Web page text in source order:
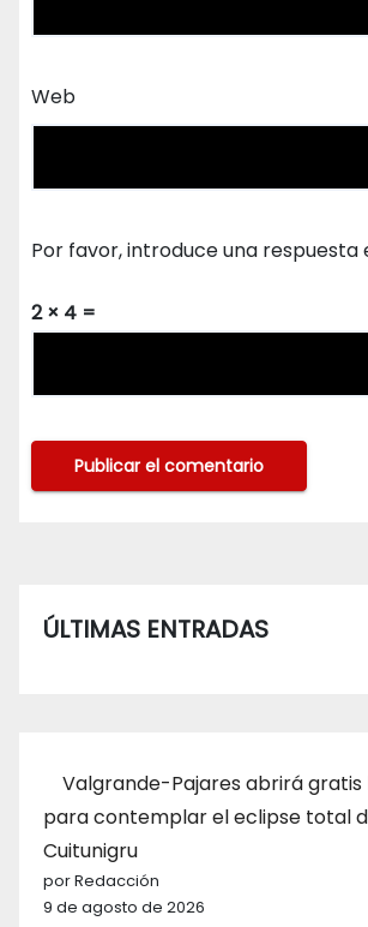
Web
Por favor, introduce una respuesta
2 × 4 =
ÚLTIMAS ENTRADAS
Valgrande-Pajares abrirá
para contemplar el eclipse total
Cuitunigru
por Redacción
9 de agosto de 2026